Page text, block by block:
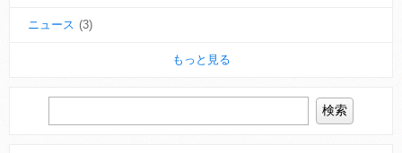
ニュース (3)
もっと見る